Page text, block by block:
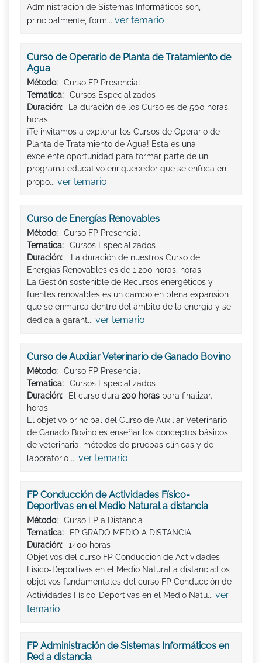
Administración de Sistemas Informáticos son,
principalmente, form... ver temario
Curso de Operario de Planta de Tratamiento de
Agua
Método:
Curso FP Presencial
Tematica:
Cursos Especializados
Duración:
La duración de los Curso es de 500 horas.
horas
¡Te invitamos a explorar los Cursos de Operario de
Planta de Tratamiento de Agua! Esta es una
excelente oportunidad para formar parte de un
programa educativo enriquecedor que se enfoca en
propo... ver temario
Curso de Energías Renovables
Método:
Curso FP Presencial
Tematica:
Cursos Especializados
Duración:
La duración de nuestros Curso de
Energías Renovables es de 1.200 horas. horas
La Gestión sostenible de Recursos energéticos y
fuentes renovables es un campo en plena expansión
que se enmarca dentro del ámbito de la energía y se
dedica a garant... ver temario
Curso de Auxiliar Veterinario de Ganado Bovino
Método:
Curso FP Presencial
Tematica:
Cursos Especializados
Duración:
El curso dura 200 horas para finalizar.
horas
El objetivo principal del Curso de Auxiliar Veterinario
de Ganado Bovino es enseñar los conceptos básicos
de veterinaria, métodos de pruebas clínicas y de
laboratorio ... ver temario
FP Conducción de Actividades Físico-
Deportivas en el Medio Natural a distancia
Método:
Curso FP a Distancia
Tematica:
FP GRADO MEDIO A DISTANCIA
Duración:
1400 horas
Objetivos del curso FP Conducción de Actividades
Físico-Deportivas en el Medio Natural a distancia:Los
objetivos fundamentales del curso FP Conducción de
Actividades Físico-Deportivas en el Medio Natu... ver
temario
FP Administración de Sistemas Informáticos en
Red a distancia